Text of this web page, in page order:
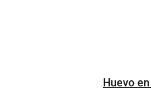
Huevo